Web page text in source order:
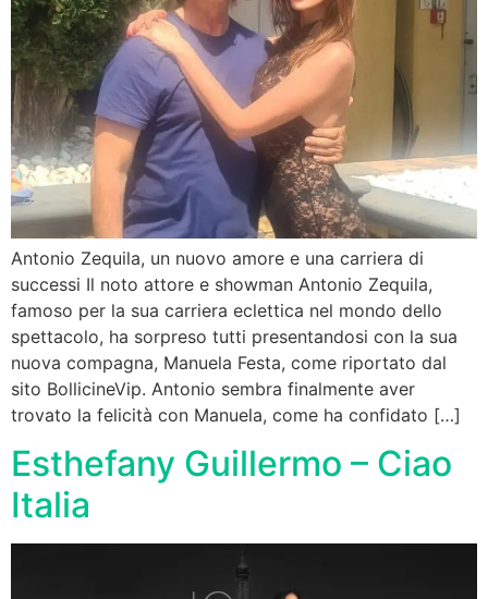
Antonio Zequila, un nuovo amore e una carriera di
successi Il noto attore e showman Antonio Zequila,
famoso per la sua carriera eclettica nel mondo dello
spettacolo, ha sorpreso tutti presentandosi con la sua
nuova compagna, Manuela Festa, come riportato dal
sito BollicineVip. Antonio sembra finalmente aver
trovato la felicità con Manuela, come ha confidato […]
Esthefany Guillermo – Ciao
Italia